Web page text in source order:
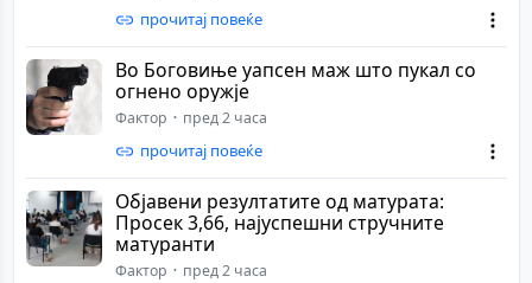
прочитај повеќе
Во Боговиње уапсен маж што пукал со
огнено оружје
Фактор пред 2 часа
прочитај повеќе
Објавени резултатите од матурата:
Просек 3,66, најуспешни стручните
матуранти
Фактор пред 2 часа